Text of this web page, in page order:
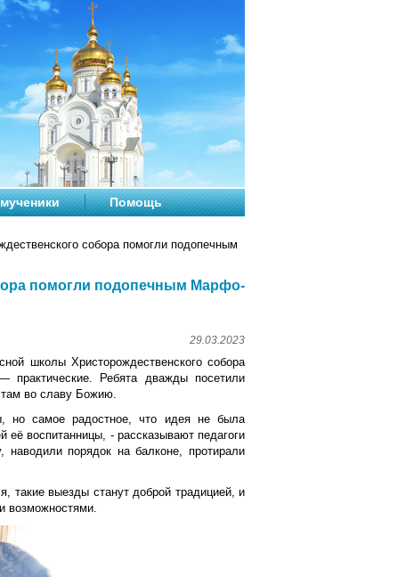
Помощь
собора помогли подопечным
помогли подопечным Марфо-
29.03.2023
школы Христорождественского собора
практические. Ребята дважды посетили
во славу Божию.
самое радостное, что идея не была
воспитанницы, - рассказывают педагоги
порядок на балконе, протирали
такие выезды станут доброй традицией, и
возможностями.